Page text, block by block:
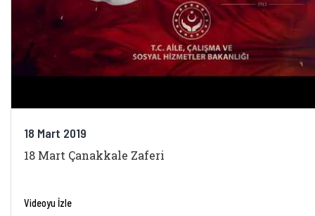
18 Mart 2019
18 Mart Çanakkale Zaferi
Videoyu İzle